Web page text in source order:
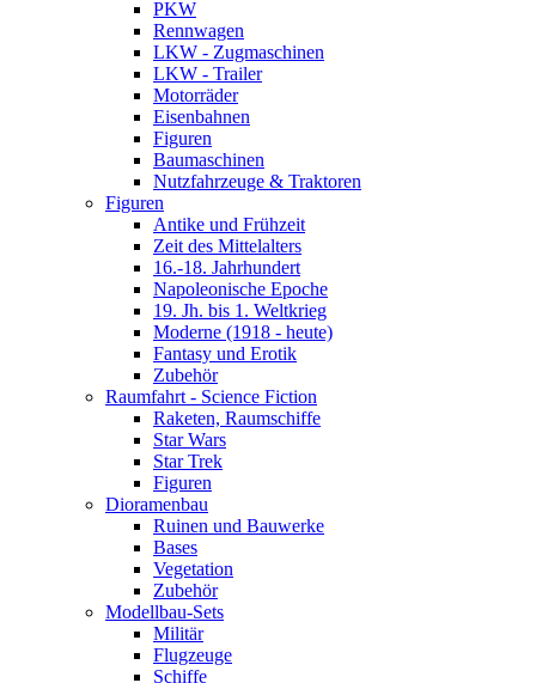
PKW
Rennwagen
LKW - Zugmaschinen
LKW - Trailer
Motorräder
Eisenbahnen
Figuren
Baumaschinen
Nutzfahrzeuge & Traktoren
Figuren
Antike und Frühzeit
Zeit des Mittelalters
16.-18. Jahrhundert
Napoleonische Epoche
19. Jh. bis 1. Weltkrieg
Moderne (1918 - heute)
Fantasy und Erotik
Zubehör
Raumfahrt - Science Fiction
Raketen, Raumschiffe
Star Wars
Star Trek
Figuren
Dioramenbau
Ruinen und Bauwerke
Bases
Vegetation
Zubehör
Modellbau-Sets
Militär
Flugzeuge
Schiffe